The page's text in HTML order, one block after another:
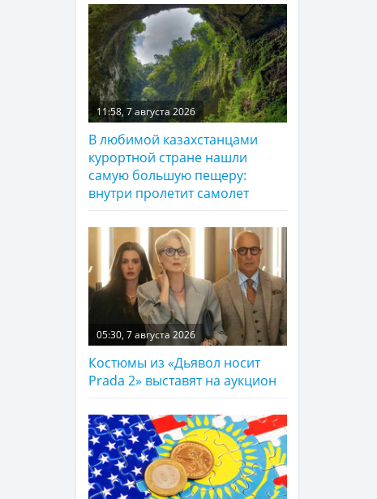
11:58, 7 августа 2026
В любимой казахстанцами
курортной стране нашли
самую большую пещеру:
внутри пролетит самолет
05:30, 7 августа 2026
Костюмы из «Дьявол носит
Prada 2» выставят на аукцион